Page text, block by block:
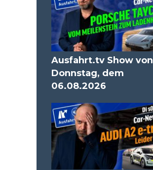
Ausfahrt.tv Show von
Donnstag, dem
06.08.2026